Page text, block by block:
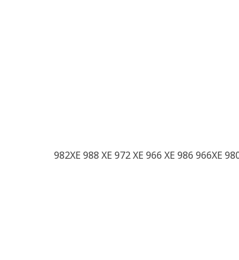
982XE 988 XE 972 XE 966 XE 986 966XE